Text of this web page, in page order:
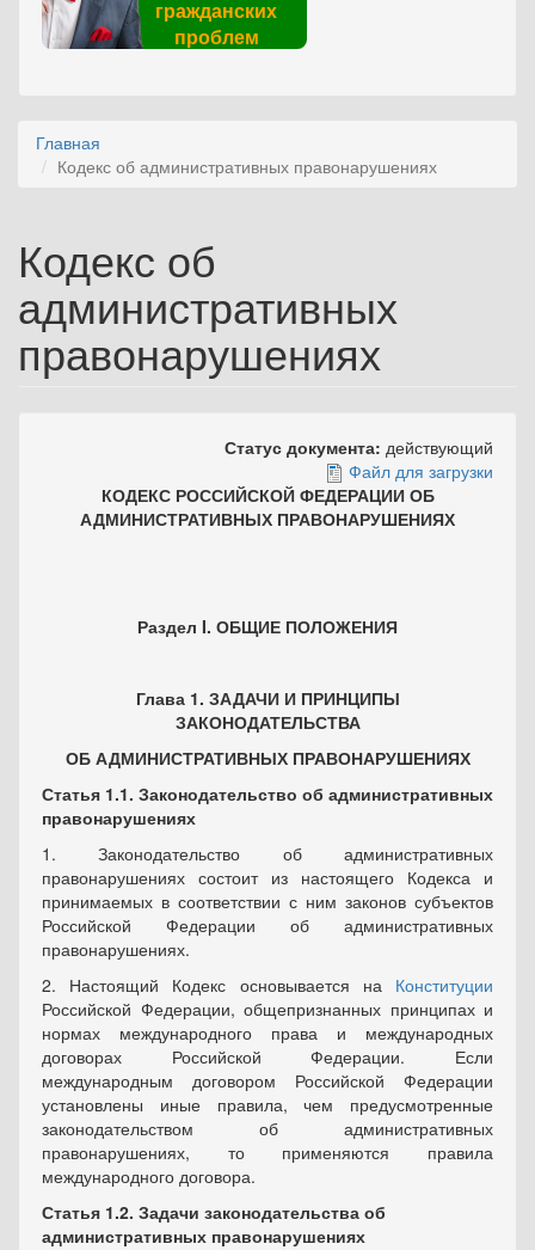
гражданских
проблем
Главная
Кодекс об административных правонарушениях
Кодекс об
административных
правонарушениях
Статус документа: действующий
Файл для загрузки
КОДЕКС РОССИЙСКОЙ ФЕДЕРАЦИИ ОБ
АДМИНИСТРАТИВНЫХ ПРАВОНАРУШЕНИЯХ
Раздел I. ОБЩИЕ ПОЛОЖЕНИЯ
Глава 1. ЗАДАЧИ И ПРИНЦИПЫ
ЗАКОНОДАТЕЛЬСТВА
ОБ АДМИНИСТРАТИВНЫХ ПРАВОНАРУШЕНИЯХ
Статья 1.1. Законодательство об административных
правонарушениях
1. Законодательство об административных
правонарушениях состоит из настоящего Кодекса и
принимаемых в соответствии с ним законов субъектов
Российской Федерации об административных
правонарушениях.
2. Настоящий Кодекс основывается на Конституции
Российской Федерации, общепризнанных принципах и
нормах международного права и международных
договорах Российской Федерации. Если
международным договором Российской Федерации
установлены иные правила, чем предусмотренные
законодательством об административных
правонарушениях, то применяются правила
международного договора.
Статья 1.2. Задачи законодательства об
административных правонарушениях